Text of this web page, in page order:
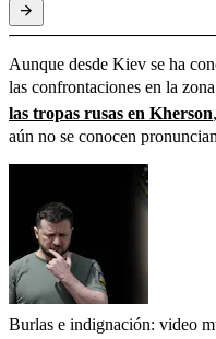
Aunque desde Kiev se ha
las confrontaciones en la
las tropas rusas en Kherson,
aún no se conocen
Burlas e indignación: video